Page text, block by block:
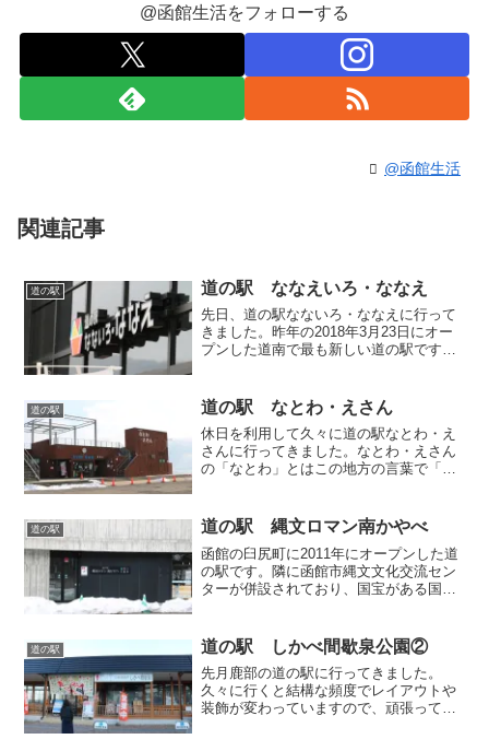
@函館生活をフォローする
@函館生活
関連記事
道の駅 道の駅 ななえいろ・ななえ
先日、道の駅なないろ・ななえに行って
きました。昨年の2018年3月23日にオー
プンした道南で最も新しい道の駅です。
るので車中泊利用者もよく見かけます。
色々なお土産品...
道の駅 道の駅 なとわ・えさん
休日を利用して久々に道の駅なとわ・え
さんに行ってきました。なとわ・えさん
の「なとわ」とはこの地方の言葉で「な
の地方にそちらの出身者が多かったせい
かもしれません。南...
道の駅 道の駅 縄文ロマン南かやべ
函館の臼尻町に2011年にオープンした道
の駅です。隣に函館市縄文文化交流セン
ターが併設されており、国宝がある国内
になります。道の駅がお目当てというよ
りも、左側の縄文文化...
道の駅 道の駅 しかべ間歇泉公園②
先月鹿部の道の駅に行ってきました。
久々に行くと結構な頻度でレイアウトや
装飾が変わっていますので、頑張ってい